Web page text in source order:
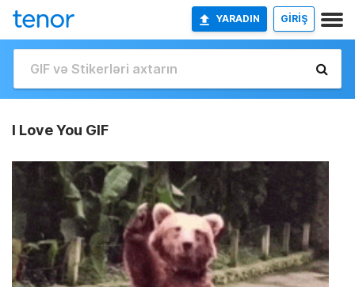
YARADIN GİRİŞ
I Love You GIF